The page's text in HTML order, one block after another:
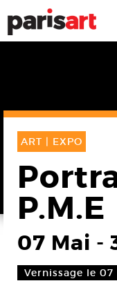
ART | EXPO
P.M.E
07 Mai -
Vernissage le 07